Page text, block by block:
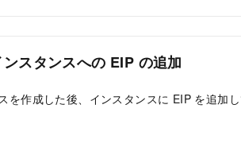
スタンスへの EIP の追加
作成した後、インスタンスに EIP を追加し